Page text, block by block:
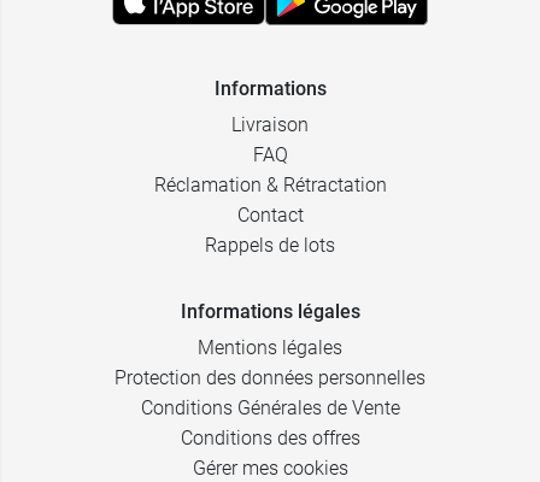
Informations
Livraison
FAQ
Réclamation & Rétractation
Contact
Rappels de lots
Informations légales
Mentions légales
Protection des données personnelles
Conditions Générales de Vente
Conditions des offres
Gérer mes cookies